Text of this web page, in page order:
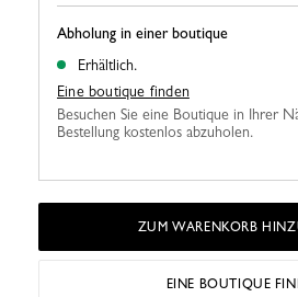
Abholung in einer boutique
Erhältlich.
Eine boutique finden
Besuchen Sie eine Boutique in Ihrer
Bestellung kostenlos abzuholen.
ZUM WARENKORB
EINE BOUTIQUE